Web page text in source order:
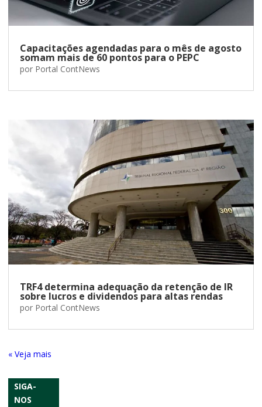
Capacitações agendadas para o mês de agosto
somam mais de 60 pontos para o PEPC
por Portal ContNews
TRF4 determina adequação da retenção de IR
sobre lucros e dividendos para altas rendas
por Portal ContNews
« Entradas Antigas
SIGA-
NOS